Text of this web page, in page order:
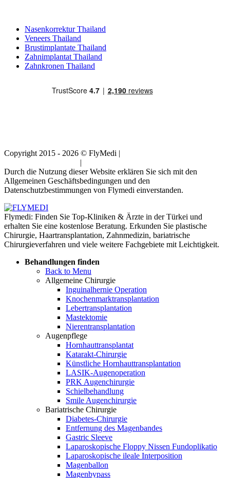
Nasenkorrektur Thailand
Veneers Thailand
Brustimplantate Thailand
Zahnimplantat Thailand
Zahnkronen Thailand
Copyright 2015 - 2026 © FlyMedi |
|
Durch die Nutzung dieser Website erklären Sie sich mit den
Allgemeinen Geschäftsbedingungen und den
Datenschutzbestimmungen von Flymedi einverstanden.
Flymedi: Finden Sie Top-Kliniken & Ärzte in der Türkei und
erhalten Sie eine kostenlose Beratung. Erkunden Sie plastische
Chirurgie, Haartransplantation, Zahnmedizin, bariatrische
Chirurgieverfahren und viele weitere Fachgebiete mit Leichtigkeit.
Behandlungen finden
Back to Menu
Allgemeine Chirurgie
Inguinalhernie Operation
Knochenmarktransplantation
Lebertransplantation
Mastektomie
Nierentransplantation
Augenpflege
Hornhauttransplantat
Katarakt-Chirurgie
Künstliche Hornhauttransplantation
LASIK-Augenoperation
PRK Augenchirurgie
Schielbehandlung
Smile Augenchirurgie
Bariatrische Chirurgie
Diabetes-Chirurgie
Entfernung des Magenbandes
Gastric Sleeve
Laparoskopische Floppy Nissen Fundoplikatio
Laparoskopische ileale Interposition
Magenballon
Magenbypass